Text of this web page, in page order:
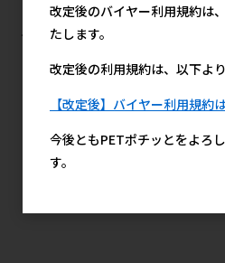
［デビフペット］ささみ＆レバ
ー ミンチ 150g
参考上代 272円
［ペッ
み） ※
下さい
改定後のバイヤー利用規約は
たします。
改定後の利用規約は、以下よ
【改定後】バイヤー利用規約
今後ともPETポチッとをよろ
す。